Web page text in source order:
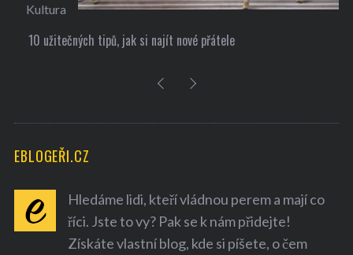
Kultura
10 užitečných tipů, jak si najít nové přátele
EBLOGEŘI.CZ
Hledáme lidi, kteří vládnou perem a mají co
říci. Jste to vy? Pak se k nám přidejte!
Získáte vlastní blog, kde si píšete, o čem